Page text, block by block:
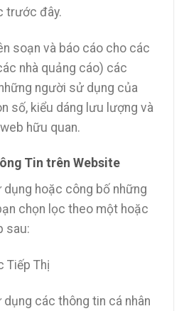
trước đây.
soạn và báo cáo cho các
nhà quảng cáo) các
người sử dụng của
số, kiểu dáng lưu lượng và
hữu quan.
Tin trên Website
hoặc công bố những
chọn lọc theo một hoặc
sau:
Tiếp Thị
các thông tin cá nhân